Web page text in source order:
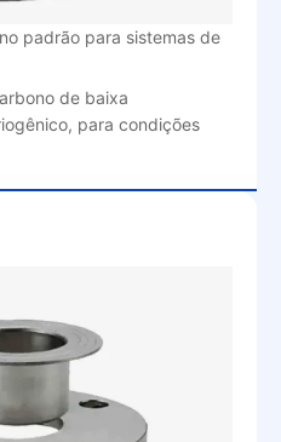
padrão para sistemas de
de baixa
para condições